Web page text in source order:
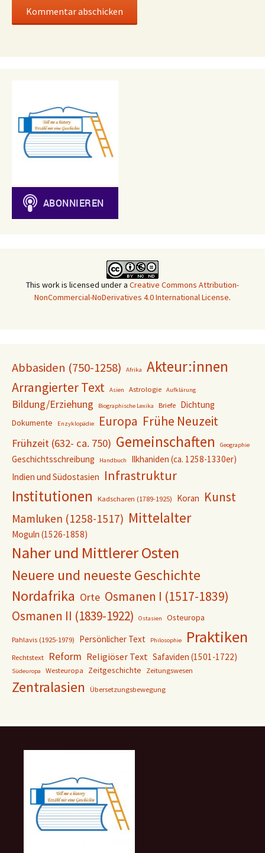
This work is licensed under a Creative Commons Attribution-
NonCommercial-NoDerivatives 4.0 International License.
Abbasiden (750-1258) Afrika Akteur:innen
Arrangierter Text Asien Astrologie Aufklärung
Bildung/Erziehung Biographische Lexika Briefe Dichtung
Dokumente Enzyklopädie Europa Frühe Neuzeit
Frühzeit (632- ca. 750) Gemeinschaften Geographie
Geschichtsschreibung Handbuch
Ilkhaniden (ca. 1258-1330er)
Indien und Südostasien Infrastruktur
Institutionen Kadscharen (1789-1925) Koran Kunst
Mamluken (1258-1517) Mittelalter
Moguln (1526-1858)
Naher und Mittlerer Osten
Neuere und neueste Geschichte
Nordafrika Orte Osmanen I (1517-1839)
Osmanen II (1839-1922)
Ostasien Osteuropa
Pahlavis (1925-1979) Persönlicher Text Philosophie Praktiken
Rechtstext Reform Religiöser Text Safaviden (1501-1722)
Südeuropa Westeuropa Zeitgeschichte Zeitungswesen
Zentralasien Übersetzungsbewegung